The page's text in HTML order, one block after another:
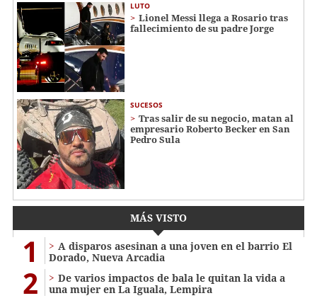
LUTO
Lionel Messi llega a Rosario tras
fallecimiento de su padre Jorge
SUCESOS
Tras salir de su negocio, matan al
empresario Roberto Becker en San
Pedro Sula
MÁS VISTO
1
A disparos asesinan a una joven en el barrio El
Dorado, Nueva Arcadia
2
De varios impactos de bala le quitan la vida a
una mujer en La Iguala, Lempira